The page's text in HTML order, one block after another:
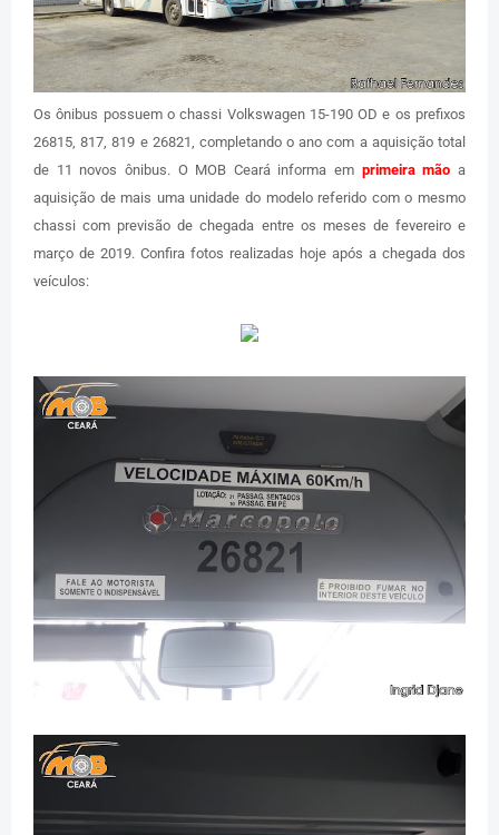
Os ônibus possuem o chassi Volkswagen 15-190 OD e os prefixos
26815, 817, 819 e 26821, completando o ano com a aquisição total
de 11 novos ônibus. O MOB Ceará informa em primeira mão a
aquisição de mais uma unidade do modelo referido com o mesmo
chassi com previsão de chegada entre os meses de fevereiro e
março de 2019. Confira fotos realizadas hoje após a chegada dos
veículos: